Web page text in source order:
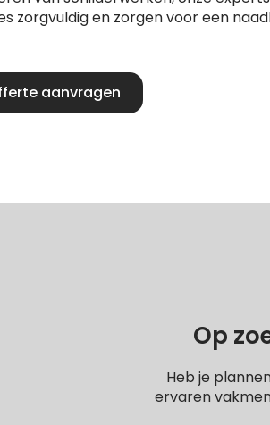
zorgvuldig en zorgen voor een
aanvragen
Op
Heb je
ervaren